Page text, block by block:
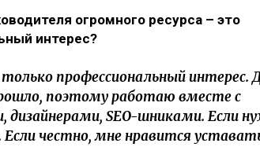
огромного ресурса – это
интерес?
профессиональный интерес.
поэтому работаю вместе с
SEO-шниками. Если
честно, мне нравится